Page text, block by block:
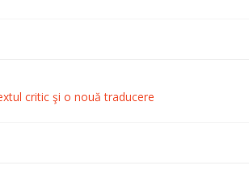
critic şi o nouă traducere